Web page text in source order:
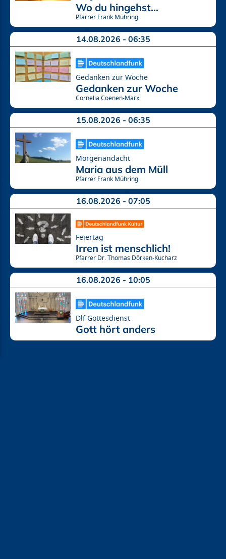
Wo du hingehst...
Pfarrer Frank Mühring
14.08.2026 - 06:35
Gedanken zur Woche
Gedanken zur Woche
Cornelia Coenen-Marx
15.08.2026 - 06:35
Morgenandacht
Maria aus dem Müll
Pfarrer Frank Mühring
16.08.2026 - 07:05
Feiertag
Irren ist menschlich!
Pfarrer Dr. Thomas Dörken-Kucharz
16.08.2026 - 10:05
Dlf Gottesdienst
Gott hört anders